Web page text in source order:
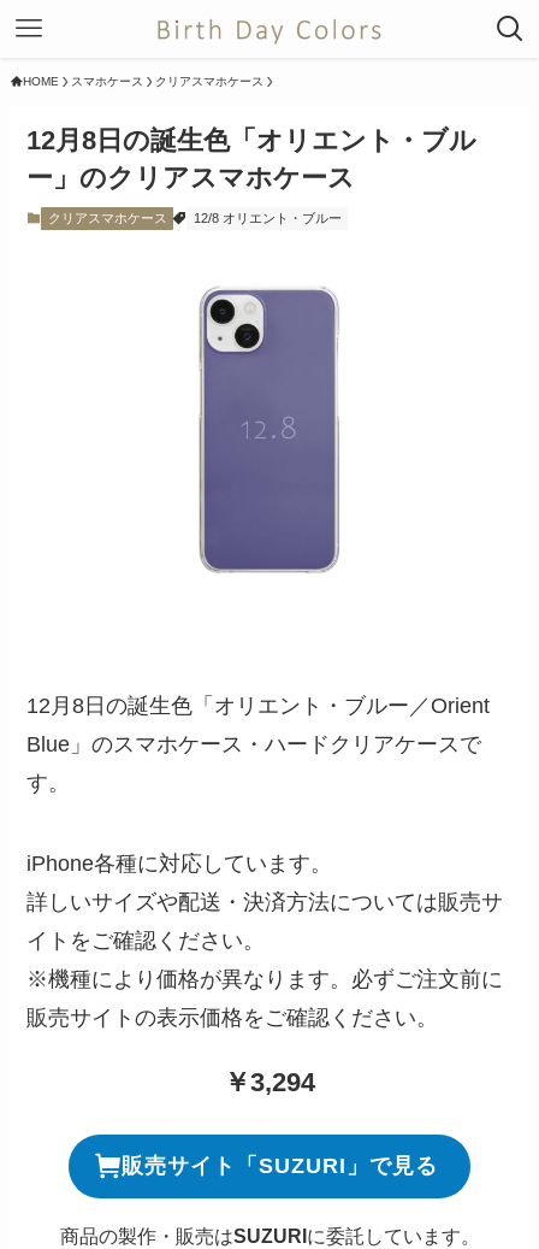
HOME スマホケース クリアスマホケース
12月8日の誕生色「オリエント・ブル
ー」のクリアスマホケース
クリアスマホケース 12/8 オリエント・ブルー
12月8日の誕生色「オリエント・ブルー／Orient
Blue」のスマホケース・ハードクリアケースで
す。
iPhone各種に対応しています。
詳しいサイズや配送・決済方法については販売サ
イトをご確認ください。
※機種により価格が異なります。必ずご注文前に
販売サイトの表示価格をご確認ください。
￥3,294
販売サイト「SUZURI」で見る
商品の製作・販売はSUZURI に委託しています。